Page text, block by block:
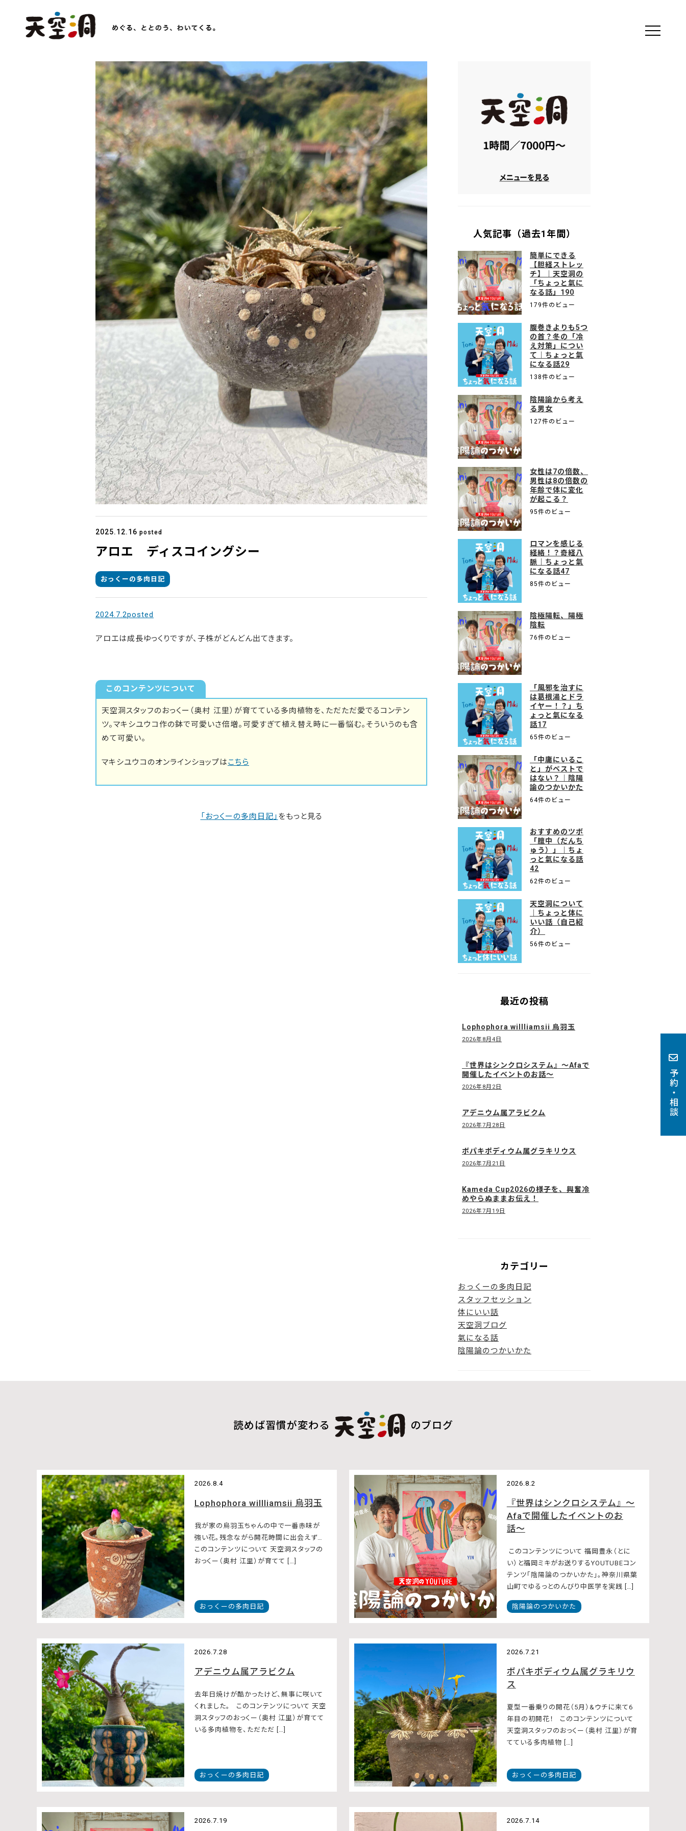
予約・相談
2025.12.16 posted
アロエ ディスコイングシー
おっくーの多肉日記
2024.7.2posted
アロエは成長ゆっくりですが、子株がどんどん出てきます。
このコンテンツについて
天空洞スタッフのおっくー（奥村 江里）が育てている多肉植物を、ただただ愛でるコンテン
ツ。マキシユウコ作の鉢で可愛いさ倍増。可愛すぎて植え替え時に一番悩む。そういうのも含
めて可愛い。
マキシユウコのオンラインショップはこちら
「おっくーの多肉日記」 をもっと見る
人気記事（過去1年間）
簡単にできる
【胆経ストレッ
チ】｜天空洞の
「ちょっと氣に
なる話」190
179件のビュー
腹巻きよりも5つ
の首？冬の「冷
え対策」につい
て｜ちょっと氣
になる話29
138件のビュー
陰陽論から考え
る男女
127件のビュー
女性は7の倍数、
男性は8の倍数の
年齢で体に変化
が起こる？
95件のビュー
ロマンを感じる
経絡！？奇経八
脈｜ちょっと氣
になる話47
85件のビュー
陰極陽転、陽極
陰転
76件のビュー
「風邪を治すに
は葛根湯とドラ
イヤー！？」ち
ょっと氣になる
話17
65件のビュー
「中庸にいるこ
と」がベストで
はない？｜陰陽
論のつかいかた
64件のビュー
おすすめのツボ
「膻中（だんち
ゅう）」｜ちょ
っと氣になる話
42
62件のビュー
天空洞について
｜ちょっと体に
いい話（自己紹
介）
56件のビュー
最近の投稿
Lophophora willliamsii 烏羽玉
2026年8月4日
『世界はシンクロシステム』〜Afaで
開催したイベントのお話〜
2026年8月2日
アデニウム属アラビクム
2026年7月28日
ボパキポディウム属グラキリウス
2026年7月21日
Kameda Cup2026の様子を、興奮冷
めやらぬままお伝え！
2026年7月19日
カテゴリー
おっくーの多肉日記
スタッフセッション
体にいい話
天空洞ブログ
氣になる話
陰陽論のつかいかた
読めば習慣が変わる のブログ
2026.8.4
Lophophora willliamsii 烏羽玉
我が家の烏羽玉ちゃんの中で一番赤味が
強い花。残念ながら開花時間に出会えず…
このコンテンツについて 天空洞スタッフの
おっくー（奥村 江里）が育てて […]
おっくーの多肉日記
2026.8.2
『世界はシンクロシステム』〜
Afaで開催したイベントのお
話〜
このコンテンツについて 福岡豊永（とに
い）と福岡ミキがお送りするYOUTUBEコン
テンツ「陰陽論のつかいかた」。神奈川県葉
山町でゆるっとのんびり中医学を実践 […]
陰陽論のつかいかた
2026.7.28
アデニウム属アラビクム
去年日焼けが酷かったけど、無事に咲いて
くれました。 このコンテンツについて 天空
洞スタッフのおっくー（奥村 江里）が育てて
いる多肉植物を、ただただ […]
おっくーの多肉日記
2026.7.21
ボパキポディウム属グラキリウ
ス
夏型一番乗りの開花（5月）&ウチに来て6
年目の初開花！ このコンテンツについて
天空洞スタッフのおっくー（奥村 江里）が育
てている多肉植物 […]
おっくーの多肉日記
2026.7.19 2026.7.14